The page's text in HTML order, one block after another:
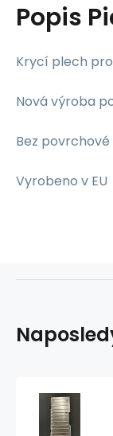
Popis
Krycí plech
Nová výroba
Bez
Vyrobeno v EU